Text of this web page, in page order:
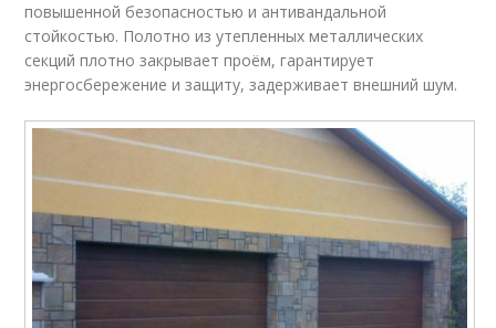
повышенной безопасностью и антивандальной
стойкостью. Полотно из утепленных металлических
секций плотно закрывает проём, гарантирует
энергосбережение и защиту, задерживает внешний шум.